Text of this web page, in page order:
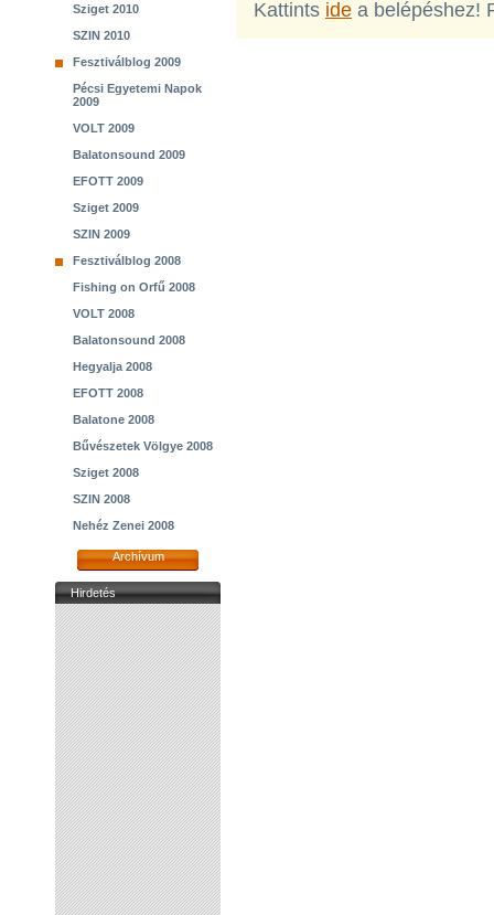
Sziget 2010
SZIN 2010
Fesztiválblog 2009
Pécsi Egyetemi Napok
2009
VOLT 2009
Balatonsound 2009
EFOTT 2009
Sziget 2009
SZIN 2009
Fesztiválblog 2008
Fishing on Orfű 2008
VOLT 2008
Balatonsound 2008
Hegyalja 2008
EFOTT 2008
Balatone 2008
Bűvészetek Völgye 2008
Sziget 2008
SZIN 2008
Nehéz Zenei 2008
Archívum
Hirdetés
Kattints ide a belépéshez!